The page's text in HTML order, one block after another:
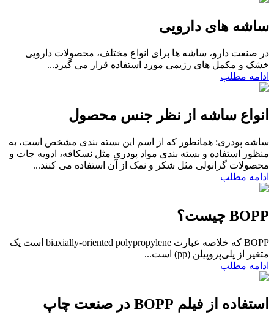
ساشه های دارویی
در صنعت دارو، ساشه ها برای انواع مختلف، محصولات دارویی
خشک و مکمل های رژیمی مورد استفاده قرار می گیرد...
ادامه مطلب
انواع ساشه از نظر جنس محصول
ساشه پودری: همانطور که از اسم این بسته بندی مشخص است، به
منظور استفاده و بسته بندی مواد پودری مثل نسکافه، ادویه جات و
محصولات گرانولی مثل شکر و نمک از آن استفاده می کنند...
ادامه مطلب
BOPP چیست؟
BOPP که خلاصه عبارت biaxially-oriented polypropylene است یک
متغیر از پلی‌پروپیلن (pp) است...
ادامه مطلب
استفاده از فیلم BOPP در صنعت چاپ